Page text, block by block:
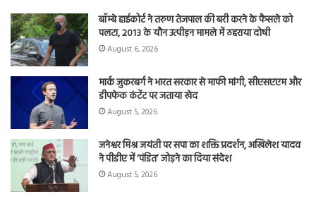
बॉम्बे हाईकोर्ट ने तरुण तेजपाल की बरी करने के फैसले को
पलटा, 2013 के यौन उत्पीड़न मामले में ठहराया दोषी
August 6, 2026
मार्क जुकरबर्ग ने भारत सरकार से माफी मांगी, सीएसएएम और
डीपफेक कंटेंट पर जताया खेद
August 5, 2026
जनेश्वर मिश्र जयंती पर सपा का शक्ति प्रदर्शन, अखिलेश यादव
ने पीडीए में ‘पंडित’ जोड़ने का दिया संदेश
August 5, 2026